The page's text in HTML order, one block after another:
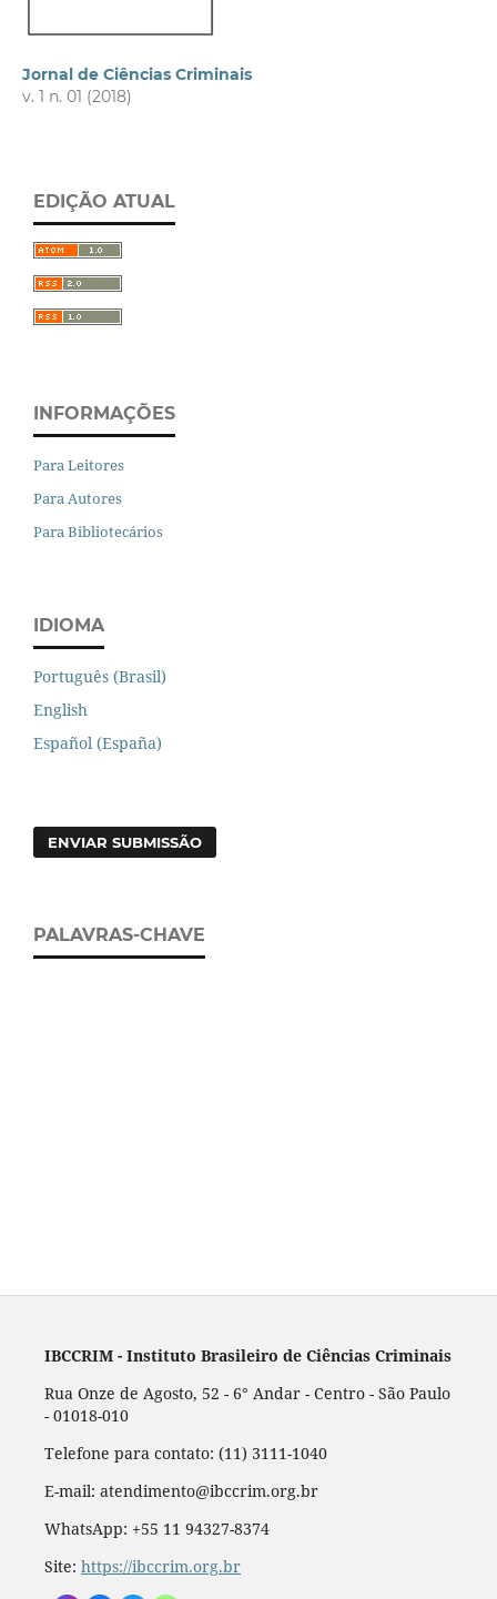
Jornal de Ciências Criminais
v. 1 n. 01 (2018)
EDIÇÃO ATUAL
INFORMAÇÕES
Para Leitores
Para Autores
Para Bibliotecários
IDIOMA
Português (Brasil)
English
Español (España)
ENVIAR SUBMISSÃO
PALAVRAS-CHAVE
IBCCRIM - Instituto Brasileiro de Ciências Criminais
Rua Onze de Agosto, 52 - 6° Andar - Centro - São Paulo
- 01018-010
Telefone para contato: (11) 3111-1040
E-mail: atendimento@ibccrim.org.br
WhatsApp: +55 11 94327-8374
Site: https://ibccrim.org.br